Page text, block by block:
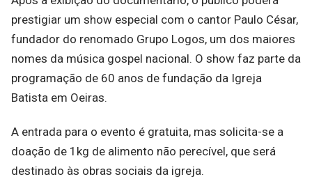
prestigiar um show especial com o cantor Paulo César,
fundador do renomado Grupo Logos, um dos maiores
nomes da música gospel nacional. O show faz parte da
programação de 60 anos de fundação da Igreja
Batista em Oeiras.
A entrada para o evento é gratuita, mas solicita-se a
doação de 1kg de alimento não perecível, que será
destinado às obras sociais da igreja.